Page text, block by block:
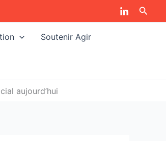
Soutenir Agir
aujourd’hui